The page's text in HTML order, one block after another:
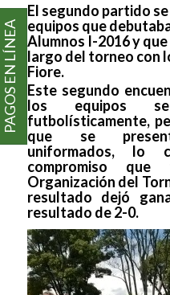
El segundo partido
equipos que
Alumnos I-2016 y
largo del torneo con
Fiore.
Este segundo
los equipos
futbolísticamente,
que se
uniformados, lo
compromiso
Organización del
resultado dejó
resultado de 2-0.
PAGOS EN LÍNEA